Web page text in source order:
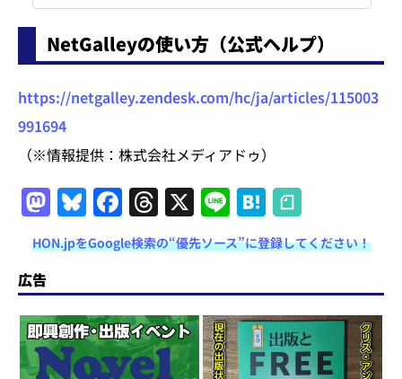
NetGalleyの使い方（公式ヘルプ）
https://netgalley.zendesk.com/hc/ja/articles/115003
991694
（※情報提供：株式会社メディアドゥ）
M
a
st
o
d
o
Bl
u
e
s
k
y
F
a
c
e
b
o
T
h
re
a
d
s
X Li
n
e
H
at
e
n
a
HON.jpをGoogle検索の“優先ソース”に登録してください！
広告